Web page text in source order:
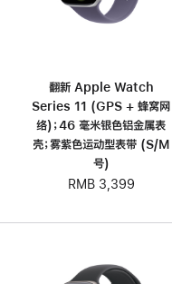
翻新 Apple Watch
Series 11 (GPS + 蜂窝网
络)；46 毫米银色铝金属表
壳；雾紫色运动型表带 (S/M
号)
RMB 3,399